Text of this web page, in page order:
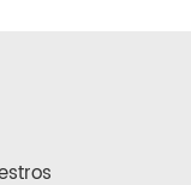
con
durante